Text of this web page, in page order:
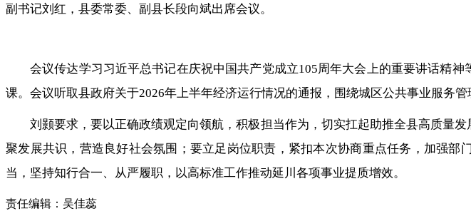
副书记刘红，县委常委、副县长段向斌出席会议。
会议传达学习习近平总书记在庆祝中国共产党成立105周年大会上的重要讲话精
课。会议听取县政府关于2026年上半年经济运行情况的通报，围绕城区公共事业服务
刘颢要求，要以正确政绩观定向领航，积极担当作为，切实扛起助推全县高质量
聚发展共识，营造良好社会氛围；要立足岗位职责，紧扣本次协商重点任务，加强
当，坚持知行合一、从严履职，以高标准工作推动延川各项事业提质增效。
责任编辑：吴佳蕊